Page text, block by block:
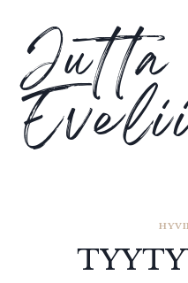
sisältöön
Jutta